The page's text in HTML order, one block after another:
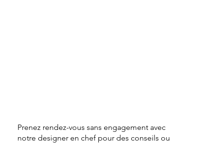
Prenez rendez-vous sans engagement avec
notre designer en chef pour des conseils ou